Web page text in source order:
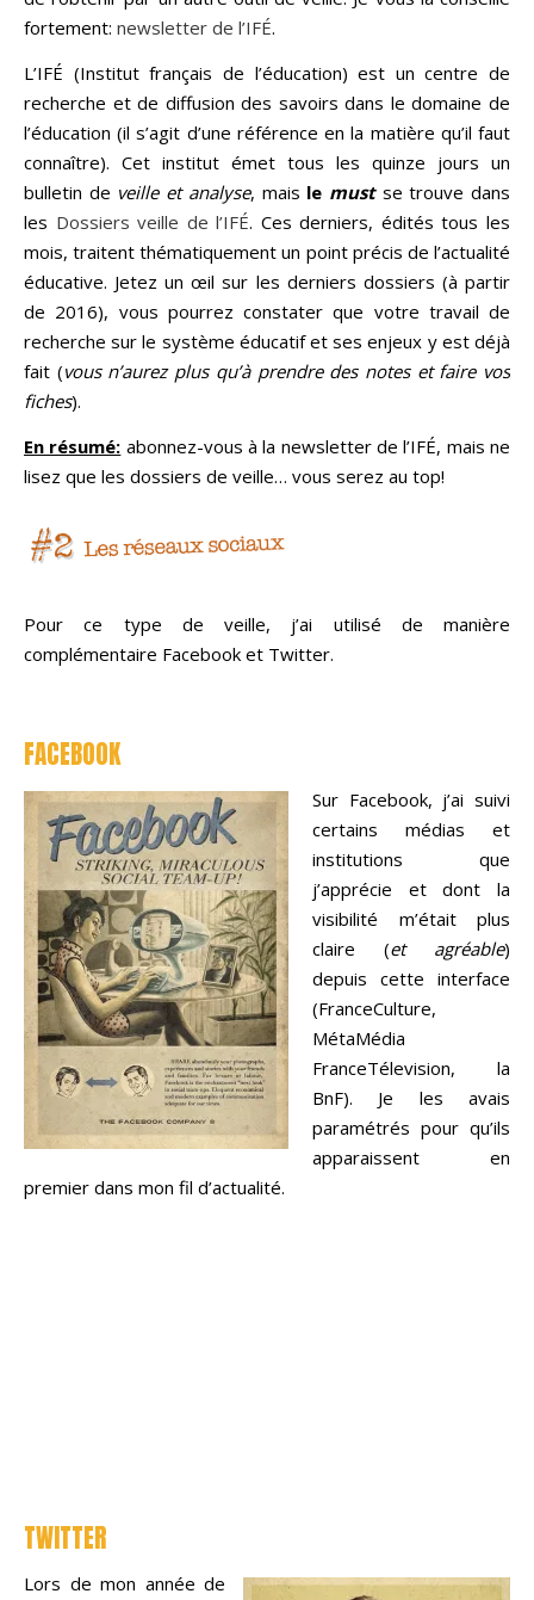
fortement: newsletter de l’IFÉ.
L’IFÉ (Institut français de l’éducation) est un centre de
recherche et de diffusion des savoirs dans le domaine de
l’éducation (il s’agit d’une référence en la matière qu’il faut
connaître). Cet institut émet tous les quinze jours un
bulletin de veille et analyse, mais le must se trouve dans
les Dossiers veille de l’IFÉ. Ces derniers, édités tous les
mois, traitent thématiquement un point précis de l’actualité
éducative. Jetez un œil sur les derniers dossiers (à partir
de 2016), vous pourrez constater que votre travail de
recherche sur le système éducatif et ses enjeux y est déjà
fait (vous n’aurez plus qu’à prendre des notes et faire vos
fiches).
En résumé: abonnez-vous à la newsletter de l’IFÉ, mais ne
lisez que les dossiers de veille… vous serez au top!
Pour ce type de veille, j’ai utilisé de manière
complémentaire Facebook et Twitter.
FACEBOOK
Sur Facebook, j’ai suivi
certains médias et
institutions que
j’apprécie et dont la
visibilité m’était plus
claire (et agréable)
depuis cette interface
(FranceCulture,
MétaMédia
FranceTélevision, la
BnF). Je les avais
paramétrés pour qu’ils
apparaissent en
premier dans mon fil d’actualité.
TWITTER
Lors de mon année de